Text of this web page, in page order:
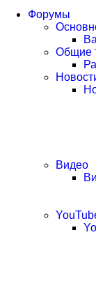
вкладке)
вкладке)
новой
вкладке)
в
новой
вкладке)
(Откроется
новой
вкладке)
Форумы
Общие
Видео